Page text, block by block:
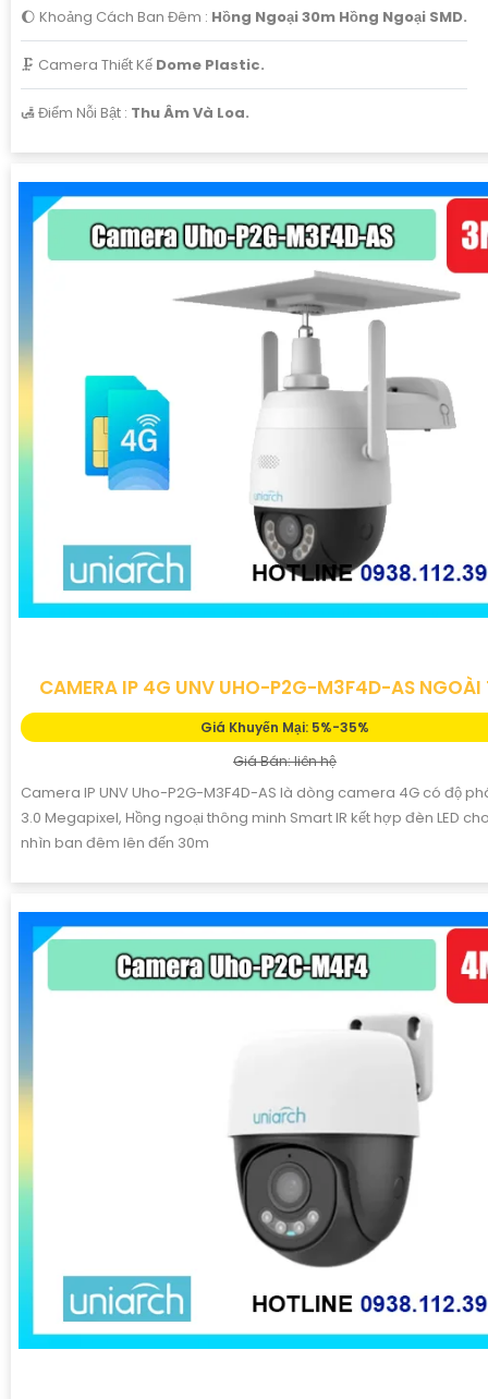
🌔 Khoảng Cách Ban Đêm : Hồng Ngoại 30m Hồng Ngoại SMD.
🗜️ Camera Thiết Kế Dome Plastic.
️🛃 Điểm Nỗi Bật : Thu Âm Và Loa.
CAMERA IP 4G UNV UHO-P2G-M3F4D-AS NGOÀI
Giá Khuyến Mại: 5%-35%
Giá Bán: liên hệ
Camera IP UNV Uho-P2G-M3F4D-AS là dòng camera 4G có độ
3.0 Megapixel, Hồng ngoại thông minh Smart IR kết hợp đèn LED
nhìn ban đêm lên đến 30m